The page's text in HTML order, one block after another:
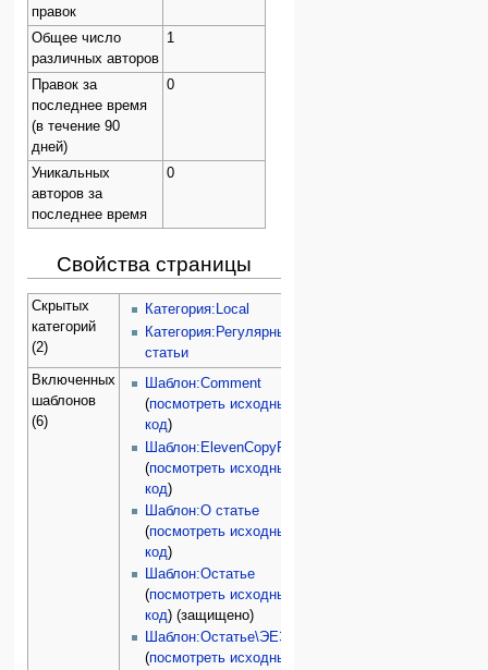
правок
Общее число
различных авторов
1
Правок за
последнее время
(в течение 90
дней)
0
Уникальных
авторов за
последнее время
0
Свойства страницы
Скрытых
категорий
(2)
Категория:Local
Категория:Регулярные
статьи
Включенных
шаблонов
(6)
Шаблон:Comment
(посмотреть исходный
код)
Шаблон:ElevenCopyRight
(посмотреть исходный
код)
Шаблон:О статье
(посмотреть исходный
код)
Шаблон:Остатье
(посмотреть исходный
код) (защищено)
Шаблон:Остатье\ЭЕЭ
(посмотреть исходный